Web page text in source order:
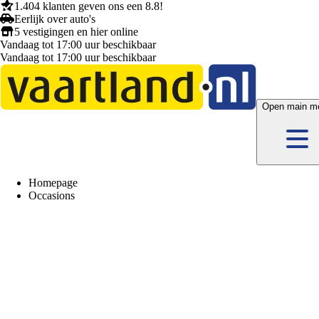
1.404 klanten geven ons een 8.8!
Eerlijk over auto's
5 vestigingen en hieronline
Vandaag tot 17:00 uur beschikbaar
Vandaag tot 17:00 uur beschikbaar
Open main
Homepage
Occasions